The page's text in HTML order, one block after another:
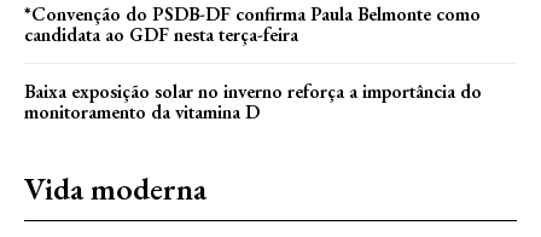
*Convenção do PSDB-DF confirma Paula Belmonte como
candidata ao GDF nesta terça-feira
Baixa exposição solar no inverno reforça a importância do
monitoramento da vitamina D
Vida moderna